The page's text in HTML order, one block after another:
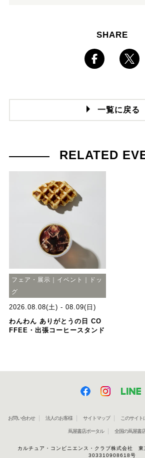
SHARE
一覧に戻る
RELATED
フェア・展示｜イベント｜ドッ
グ
2026.08.08(土) - 08.09(日)
わんわん ありがとうの日 CO
FFEE・出張コーヒースタンド
お問い合わせ 法人のお客様 サイトマップ このサイト
蔦屋書店ポータル 全国の蔦屋書
カルチュア・コンビニエンス・クラブ株式会社
303310908618号